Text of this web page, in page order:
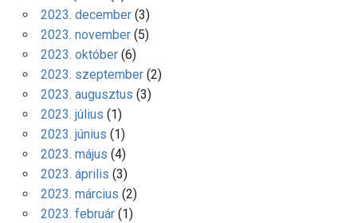
2023. december(3)
2023. november(5)
2023. október(6)
2023. szeptember(2)
2023. augusztus (3)
2023. július (1)
2023. június (1)
2023. május (4)
2023. április (3)
2023. március (2)
2023. február(1)